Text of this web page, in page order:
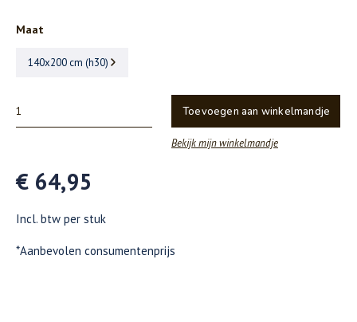
Maat
140x200 cm (h30)
Toevoegen aan winkelmandje
Bekijk mijn winkelmandje
€ 64,95
Incl. btw per stuk
*Aanbevolen consumentenprijs